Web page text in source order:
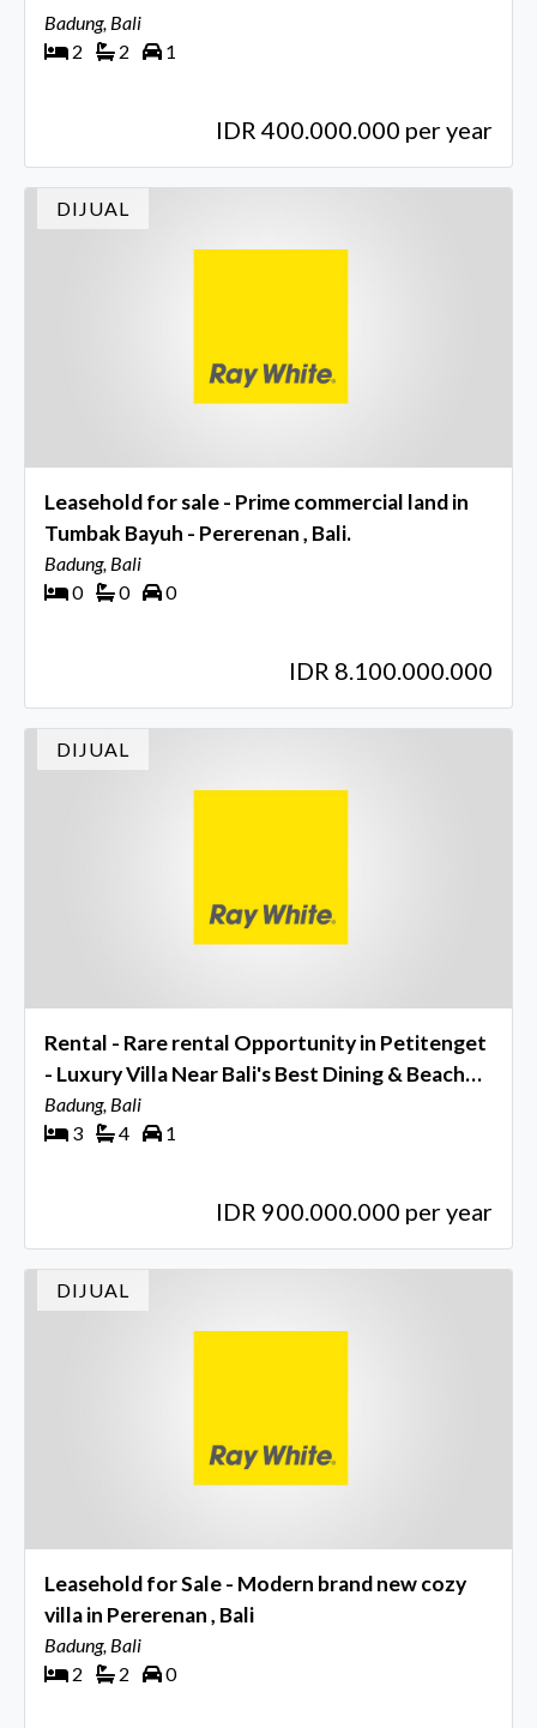
Beach, Canggu, Bali
Badung, Bali
2
2 1
IDR 400.000.000 per year
DIJUAL
Leasehold for sale - Prime commercial land in
Tumbak Bayuh - Pererenan , Bali.
Badung, Bali
0
0 0
IDR 8.100.000.000
DIJUAL
Rental - Rare rental Opportunity in Petitenget
- Luxury Villa Near Bali's Best Dining & Beach
Clubs, Seminyak, Bali
Badung, Bali
3
4 1
IDR 900.000.000 per year
DIJUAL
Leasehold for Sale - Modern brand new cozy
villa in Pererenan , Bali
Badung, Bali
2
2 0